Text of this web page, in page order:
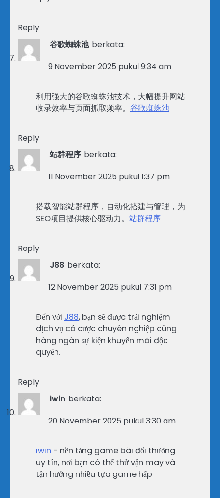
Reply
谷歌蜘蛛池 berkata:
9 November 2025 pukul 9:34 am
利用强大的谷歌蜘蛛池技术，大幅提升网站
收录效率与页面抓取频率。 谷歌蜘蛛池
Reply
站群程序 berkata:
11 November 2025 pukul 1:37 pm
搭载智能站群程序，自动化搭建与管理，为
SEO项目提供核心驱动力。 站群程序
Reply
J88 berkata:
12 November 2025 pukul 7:31 pm
Đến với J88, bạn sẽ được trải nghiệm
dịch vụ cá cược chuyên nghiệp cùng
hàng ngàn sự kiện khuyến mãi độc
quyền.
Reply
iwin berkata:
20 November 2025 pukul 3:30 am
iwin – nền tảng game bài đổi thưởng
uy tín, nơi bạn có thể thử vận may và
tận hưởng nhiều tựa game hấp